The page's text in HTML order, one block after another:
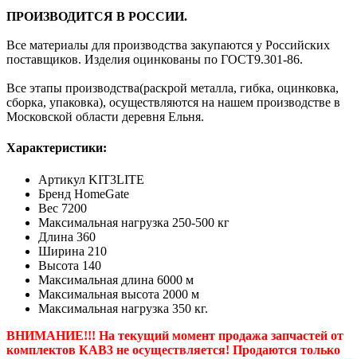
ПРОИЗВОДИТСЯ В РОССИИ.
Все материалы для производства закупаются у Российских
поставщиков. Изделия оцинкованы по ГОСТ9.301-86.
Все этапы производства(раскрой металла, гибка, оцинковка,
сборка, упаковка), осуществляются на нашем производстве в
Московской области деревня Ельня.
Характеристики:
Артикул KIT3LITE
Бренд HomeGate
Вес 7200
Максимальная нагрузка 250-500 кг
Длина 360
Ширина 210
Высота 140
Максимальная длина 6000 м
Максимальная высота 2000 м
Максимальная нагрузка 350 кг.
ВНИМАНИЕ!!! На текущий момент продажа запчастей от
комплектов КАВ3 не осуществляется! Продаются только